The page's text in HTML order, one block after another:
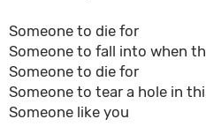
Someone to die for
Someone to fall into when
Someone to die for
Someone to tear a hole in
Someone like you